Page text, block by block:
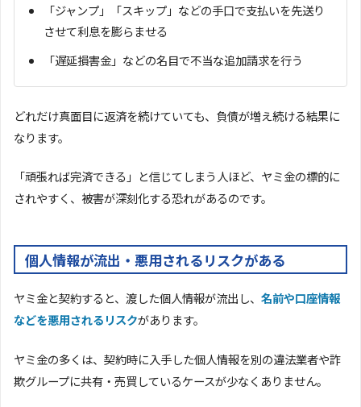
「ジャンプ」「スキップ」などの手口で支払いを先送り
させて利息を膨らませる
「遅延損害金」などの名目で不当な追加請求を行う
どれだけ真面目に返済を続けていても、負債が増え続ける結果に
なります。
「頑張れば完済できる」と信じてしまう人ほど、ヤミ金の標的に
されやすく、被害が深刻化する恐れがあるのです。
個人情報が流出・悪用されるリスクがある
ヤミ金と契約すると、渡した個人情報が流出し、 名前や口座情報
などを悪用されるリスクがあります。
ヤミ金の多くは、契約時に入手した個人情報を別の違法業者や詐
欺グループに共有・売買しているケースが少なくありません。